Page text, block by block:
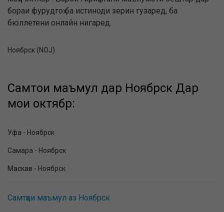
бораи фурудгоҳ ба истиноди зерин гузаред, ба
бюллетени онлайн нигаред.
Ноябрск (NOJ)
Самтҳои маъмул дар Ноябрск Дар
моҳи октябр:
Уфа - Ноябрск
Самара - Ноябрск
Маскав - Ноябрск
Самтҳои маъмул аз Ноябрск